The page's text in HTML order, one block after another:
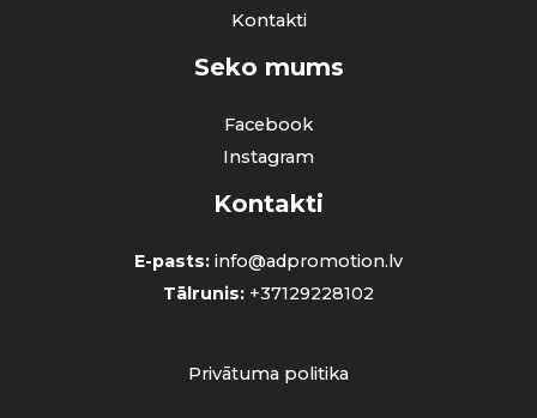
Kontakti
Seko mums
Facebook
Instagram
Kontakti
E-pasts: info@adpromotion.lv
Tālrunis: +37129228102
Privātuma politika